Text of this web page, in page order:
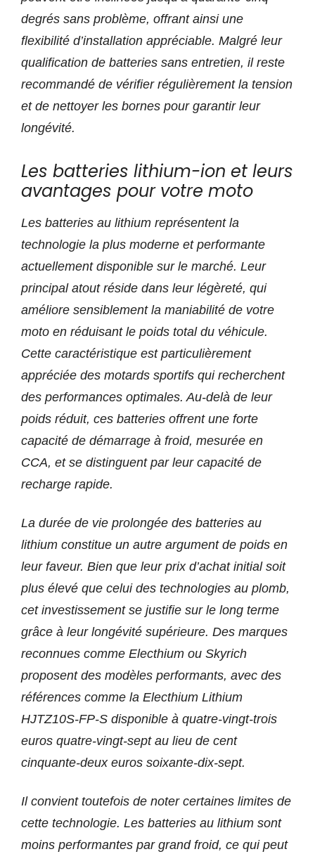
degrés sans problème, offrant ainsi une
flexibilité d’installation appréciable. Malgré leur
qualification de batteries sans entretien, il reste
recommandé de vérifier régulièrement la tension
et de nettoyer les bornes pour garantir leur
longévité.
Les batteries lithium-ion et leurs
avantages pour votre moto
Les batteries au lithium représentent la
technologie la plus moderne et performante
actuellement disponible sur le marché. Leur
principal atout réside dans leur légèreté, qui
améliore sensiblement la maniabilité de votre
moto en réduisant le poids total du véhicule.
Cette caractéristique est particulièrement
appréciée des motards sportifs qui recherchent
des performances optimales. Au-delà de leur
poids réduit, ces batteries offrent une forte
capacité de démarrage à froid, mesurée en
CCA, et se distinguent par leur capacité de
recharge rapide.
La durée de vie prolongée des batteries au
lithium constitue un autre argument de poids en
leur faveur. Bien que leur prix d’achat initial soit
plus élevé que celui des technologies au plomb,
cet investissement se justifie sur le long terme
grâce à leur longévité supérieure. Des marques
reconnues comme Electhium ou Skyrich
proposent des modèles performants, avec des
références comme la Electhium Lithium
HJTZ10S-FP-S disponible à quatre-vingt-trois
euros quatre-vingt-sept au lieu de cent
cinquante-deux euros soixante-dix-sept.
Il convient toutefois de noter certaines limites de
cette technologie. Les batteries au lithium sont
moins performantes par grand froid, ce qui peut